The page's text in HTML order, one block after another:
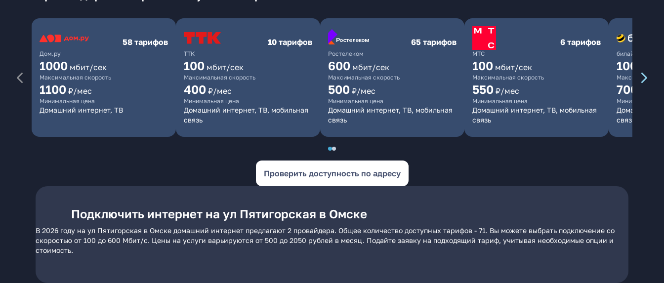
Дом.ру
58 тарифов
1000 мбит/сек
Максимальная скорость
1100 ₽/мес
Минимальная цена
Домашний интернет, ТВ
ТТК
10 тарифов
100 мбит/сек
Максимальная скорость
400 ₽/мес
Минимальная цена
Домашний интернет, ТВ, мобильная
связь
Ростелеком
65 тарифов
600 мбит/сек
Максимальная скорость
500 ₽/мес
Минимальная цена
Домашний интернет, ТВ, мобильная
связь
МТС
6 тарифов
100 мбит/сек
Максимальная скорость
550 ₽/мес
Минимальная цена
Домашний интернет, ТВ, мобильная
связь
билайн
1000
Максимальная
700
Минимальная
Домашний
связь
Проверить доступность по адресу
Подключить интернет на ул Пятигорская в Омске
В 2026 году на ул Пятигорская в Омске домашний интернет предлагают 2 провайдера. Общее количество доступных тарифов - 71. Вы можете выбрать подключение со
скоростью от 100 до 600 Мбит/с. Цены на услуги варьируются от 500 до 2050 рублей в месяц. Подайте заявку на подходящий тариф, учитывая необходимые опции и
стоимость.